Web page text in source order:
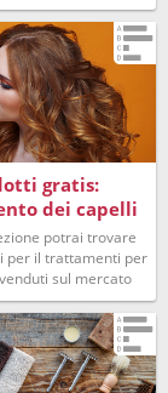
gratis:
dei capelli
potrai trovare
per il trattamenti per
sul mercato